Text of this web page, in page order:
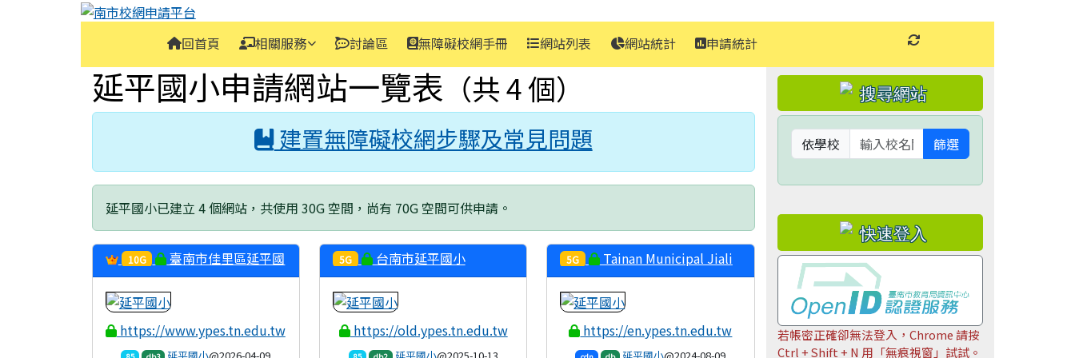
南市校網申請平台
回首頁 相關服務 討論區 無障礙校網手冊 網站列表 網站統計 申請統計 重新取得佈景設定
主內容區域
延平國小申請網站一覽表 （共 4 個）
建置無障礙校網步驟及常見問題
延平國小已建立 4 個網站，共使用 30G 空間，尚有 70G 空間可供申請。
10G
臺南市佳里區延平國
民小學全球資訊網
https://www.ypes.tn.edu.tw
延平國小@2026-04-09
5G 台南市延平國小
https://old.ypes.tn.edu.tw
延平國小@2025-10-13
5G
Tainan Municipal Jiali
District Yanping Elementary
School
https://en.ypes.tn.edu.tw
延平國小@2024-08-09
左邊區域內容
依學校 篩選
若帳密正確卻無法登入，Chrome 請按
Ctrl + Shift + N 用「無痕視窗」試試。
頁尾區域